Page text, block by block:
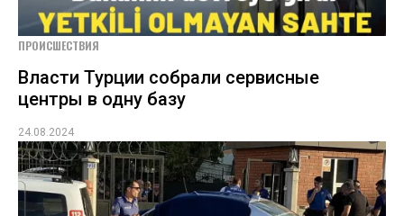
ПРОИСШЕСТВИЯ
Власти Турции собрали сервисные
центры в одну базу
24.08.2024